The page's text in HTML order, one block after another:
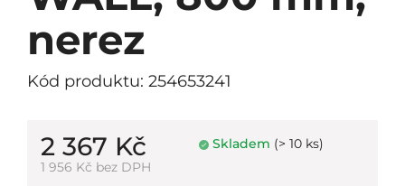
nerez
Kód produktu: 254653241
2 367 Kč
1 956 Kč bez DPH
Skladem (> 10 ks)